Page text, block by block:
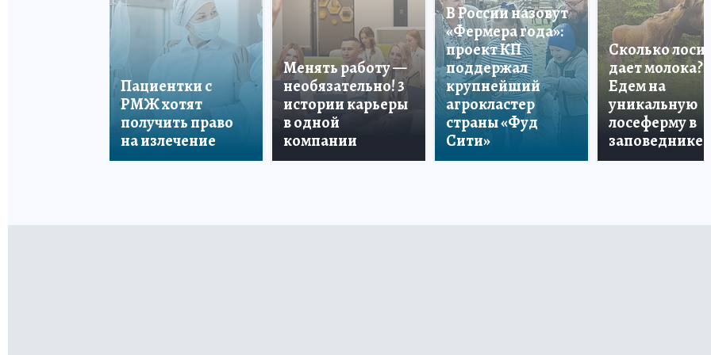
Пациентки с
РМЖ хотят
получить право
на излечение
Менять работу —
необязательно! 3
истории карьеры
в одной
компании
В России назовут
«Фермера года»:
проект КП
поддержал
крупнейший
агрокластер
страны «Фуд
Сити»
Сколько лосиха
дает молока?
Едем на
уникальную
лосеферму в
заповеднике!